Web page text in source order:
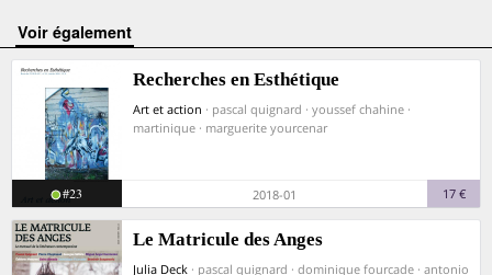
voir également
Recherches en Esthétique
Art et action · pascal quignard · youssef chahine ·
martinique · marguerite yourcenar
#23 2018-01 17 €
Le Matricule des Anges
Julia Deck · pascal quignard · dominique fourcade · antonio